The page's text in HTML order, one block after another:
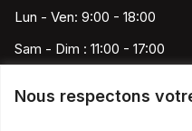
Lun - Ven: 9:00 - 18:00
Sam - Dim : 11:00 - 17:00
Speed Pare-Brise
Nous respectons